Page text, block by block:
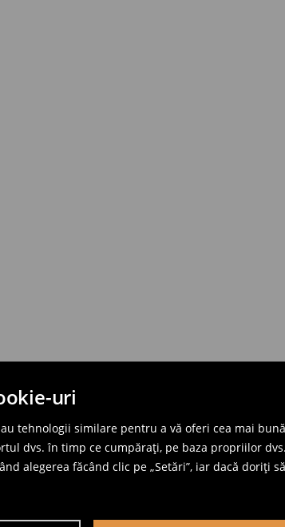
uri
tehnologii similare pentru a vă oferi cea mai
dvs. în timp ce cumpărați, pe baza propriilor
alegerea făcând clic pe „Setări”, iar dacă doriți